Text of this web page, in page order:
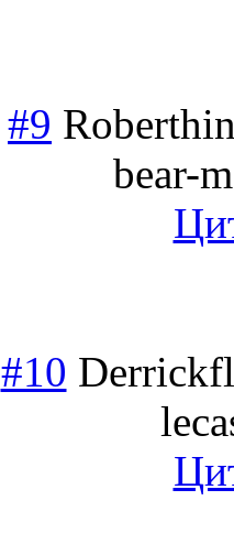
#9
bear-
#10